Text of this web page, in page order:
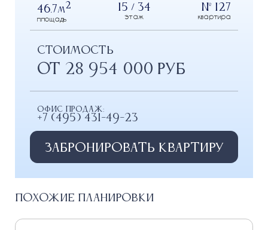
46.7м2
площадь
15 / 34
этаж
№ 127
квартира
СТОИМОСТЬ
от 28 954 000 РУБ
Офис продаж:
+7 (495) 431-49-23
Забронировать квартиру
Похожие планировки